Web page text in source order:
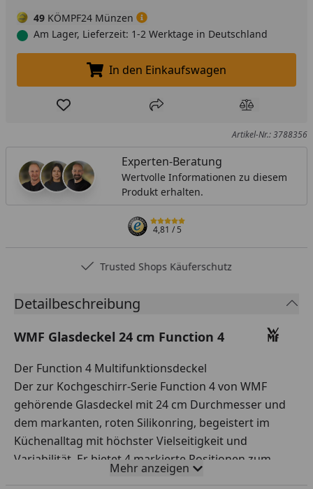
49 KÖMPF24 Münzen
Am Lager, Lieferzeit: 1-2 Werktage in Deutschland
In den Einkaufswagen legen
In den Einkaufswagen
Produkt zur Wunschliste hinzufügen
Teilen Produkt
Artikel-Nr.: 3788356
Experten-Beratung
Wertvolle Informationen zu diesem
Produkt erhalten.
4,81/ 5
Trusted Shops Käuferschutz
Detailbeschreibung
WMF Glasdeckel 24 cm Function 4
Der Function 4 Multifunktionsdeckel
Der zur Kochgeschirr-Serie Function 4 von WMF
gehörende Glasdeckel mit 24 cm Durchmesser und
dem markanten, roten Silikonring, begeistert im
Küchenalltag mit höchster Vielseitigkeit und
Variabilität. Er bietet 4 markierte Positionen zum
Aufstecken und damit 4 Funktionen: Geschlossen für
Mehr anzeigen